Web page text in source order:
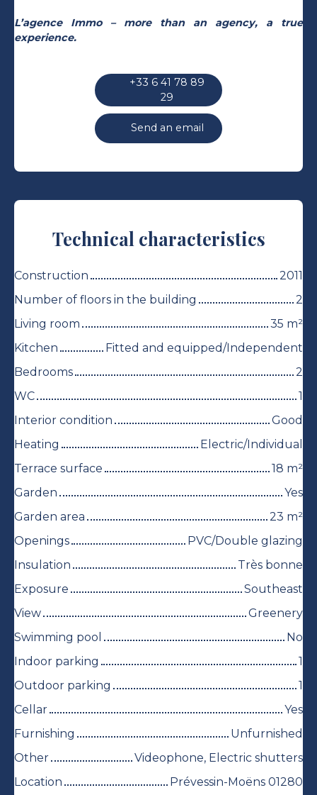
L’agence Immo – more than an agency, a true
experience.
+33 6 41 78 89
29
Send an email
Technical characteristics
Construction
2011
Number of floors in the building
2
Living room
35 m²
Kitchen
Fitted and equipped/Independent
Bedrooms
2
WC
1
Interior condition
Good
Heating
Electric/Individual
Terrace surface
18 m²
Garden
Yes
Garden area
23 m²
Openings
PVC/Double glazing
Insulation
Très bonne
Exposure
Southeast
View
Greenery
Swimming pool
No
Indoor parking
1
Outdoor parking
1
Cellar
Yes
Furnishing
Unfurnished
Other
Videophone, Electric shutters
Location
Prévessin-Moëns 01280